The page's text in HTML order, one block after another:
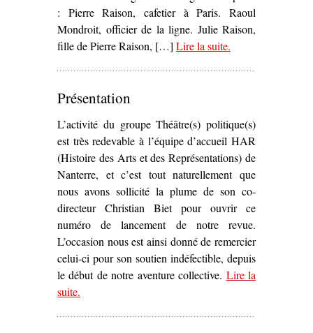
: Pierre Raison, cafetier à Paris. Raoul
Mondroit, officier de la ligne. Julie Raison,
fille de Pierre Raison, […] Lire la suite– ‘
.
Présentation
L’activité du groupe Théâtre(s) politique(s)
est très redevable à l’équipe d’accueil HAR
(Histoire des Arts et des Représentations) de
Nanterre, et c’est tout naturellement que
nous avons sollicité la plume de son co-
directeur Christian Biet pour ouvrir ce
numéro de lancement de notre revue.
L’occasion nous est ainsi donné de remercier
celui-ci pour son soutien indéfectible, depuis
le début de notre aventure collective. Lire la
suite– ‘Présentation’
.